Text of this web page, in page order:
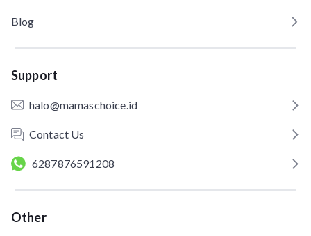
Blog
Support
halo@mamaschoice.id
Contact Us
6287876591208
Other